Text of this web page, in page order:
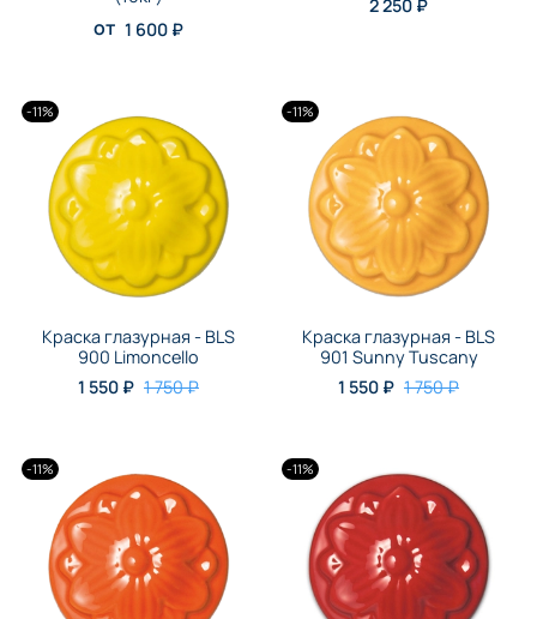
от 1 600 ₽
2 250 ₽
-11%
Краска глазурная - BLS
900 Limoncello
1 550 ₽ 1 750 ₽
-11%
Краска глазурная - BLS
901 Sunny Tuscany
1 550 ₽ 1 750 ₽
-11% -11%